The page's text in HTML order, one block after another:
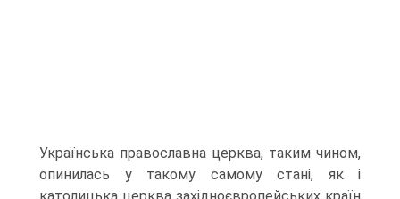
Українська православна церква, таким чином,
опинилась у такому самому стані, як і